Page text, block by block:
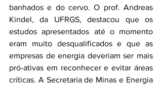
banhados e do cervo. O prof. Andreas
Kindel, da UFRGS, destacou que os
estudos apresentados até o momento
eram muito desqualificados e que as
empresas de energia deveriam ser mais
pró-ativas em reconhecer e evitar áreas
críticas. A Secretaria de Minas e Energia